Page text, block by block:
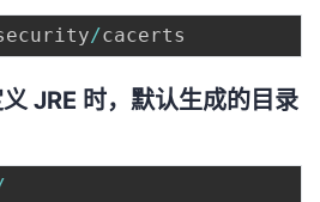
/
JRE 时，默认生成的目录